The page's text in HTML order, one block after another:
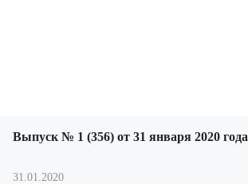
Выпуск № 1 (356) от 31 января 2020 года
31.01.2020